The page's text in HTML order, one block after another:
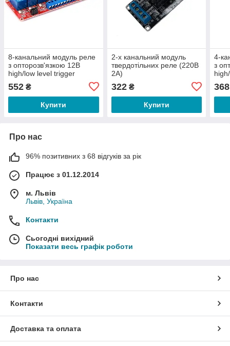
8-канальний модуль реле
з опторозв'язкою 12В
high/low level trigger
552 ₴
Купити
2-х канальний модуль
твердотільних реле (220В
2А)
322₴
Купити
4-
з
368
Про нас
96% позитивних з 68 відгуків за рік
Працює з 01.12.2014
м. Львів
Львів, Україна
Контакти
Сьогодні вихідний
Показати весь графік роботи
Про нас
Контакти
Доставка та оплата